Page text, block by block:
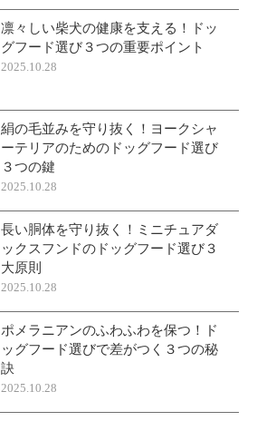
凛々しい柴犬の健康を支える！ドッ
グフード選び３つの重要ポイント
2025.10.28
絹の毛並みを守り抜く！ヨークシャ
ーテリアのためのドッグフード選び
３つの鍵
2025.10.28
長い胴体を守り抜く！ミニチュアダ
ックスフンドのドッグフード選び３
大原則
2025.10.28
ポメラニアンのふわふわを保つ！ド
ッグフード選びで差がつく３つの秘
訣
2025.10.28